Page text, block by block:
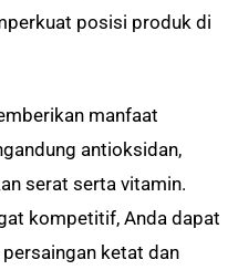
posisi produk di
manfaat
antioksidan,
serat serta vitamin.
kompetitif, Anda dapat
ketat dan